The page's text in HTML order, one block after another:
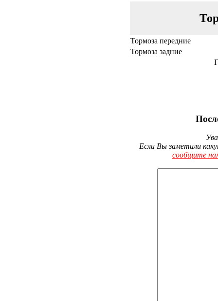
Тормоза передние
Тормоза задние
Если Вы заметили
сообщите